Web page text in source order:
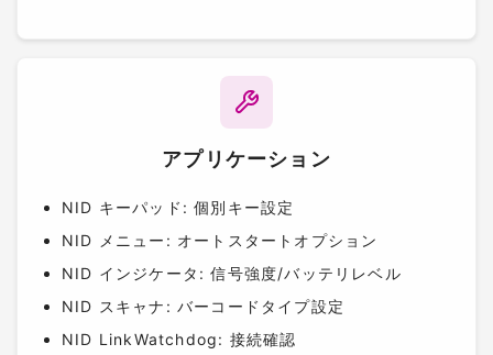
アプリケーション
NID キーパッド: 個別キー設定
NID メニュー: オートスタートオプション
NID インジケータ: 信号強度/バッテリレベル
NID スキャナ: バーコードタイプ設定
NID LinkWatchdog: 接続確認